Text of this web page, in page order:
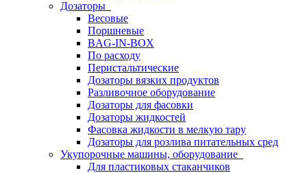
Дозаторы
Весовые
Поршневые
BAG-IN-BOX
По расходу
Перистальтические
Дозаторы вязких продуктов
Разливочное оборудование
Дозаторы для фасовки
Дозаторы жидкостей
Фасовка жидкости в мелкую тару
Дозаторы для розлива питательных сред
Укупорочные машины, оборудование
Для пластиковых стаканчиков